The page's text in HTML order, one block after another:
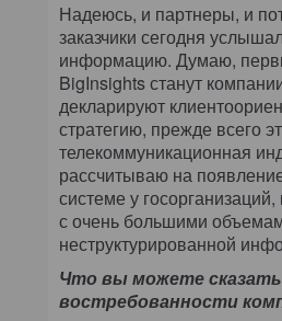
Надеюсь, и партнеры, и
заказчики сегодня
информацию. Думаю,
BigInsights станут
декларируют
стратегию, прежде всего
телекоммуникационная
рассчитываю на
системе у
с очень большими
неструктурированной
Что вы можете
востребованности